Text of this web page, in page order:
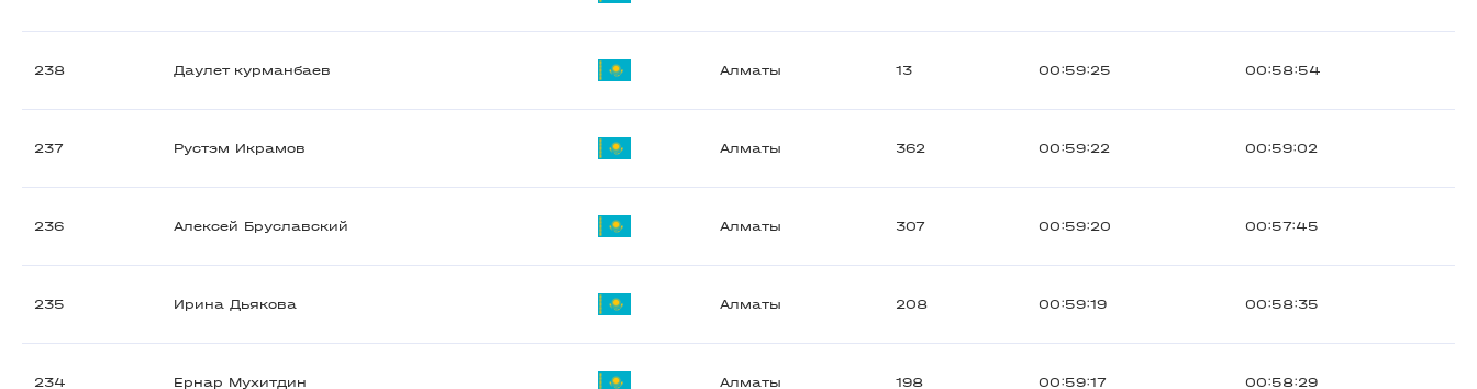
238 Даулет курманбаев Алматы 13 00:59:25 00:58:54
237 Рустэм Икрамов Алматы 362 00:59:22 00:59:02
236 Алексей Бруславский Алматы 307 00:59:20 00:57:45
235 Ирина Дьякова Алматы 208 00:59:19 00:58:35
234 Ернар Мухитдин Алматы 198 00:59:17 00:58:29